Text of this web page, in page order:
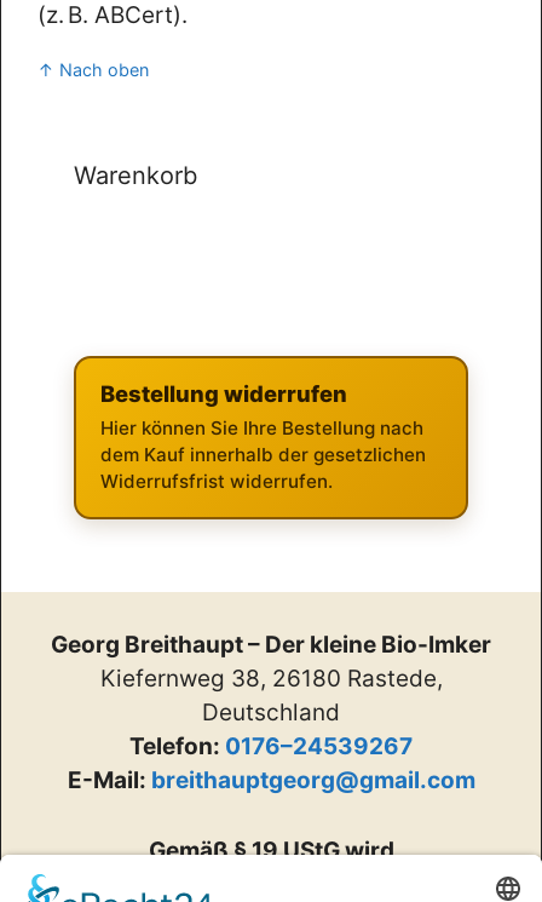
(z. B. ABCert).
↑ Nach oben
Warenkorb
Bestellung widerrufen
Hier können Sie Ihre Bestellung nach
dem Kauf innerhalb der gesetzlichen
Widerrufsfrist widerrufen.
Georg Breithaupt – Der kleine Bio-Imker
Kiefernweg 38, 26180 Rastede,
Deutschland
Telefon: 0176–24539267
E-Mail: breithauptgeorg@gmail.com
Gemäß § 19 UStG wird